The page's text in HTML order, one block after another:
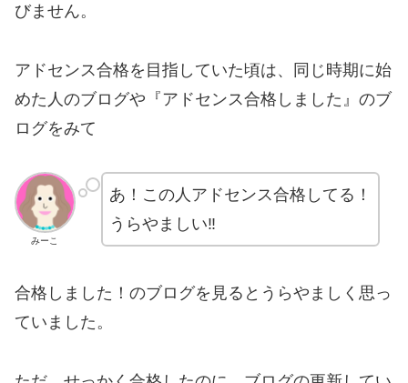
びません。
アドセンス合格を目指していた頃は、同じ時期に始
めた人のブログや『アドセンス合格しました』のブ
ログをみて
みーこ
あ！この人アドセンス合格してる！
うらやましい‼
合格しました！のブログを見るとうらやましく思っ
ていました。